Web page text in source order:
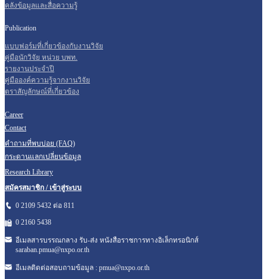
คลังข้อมูลและสื่อความรู้
Publication
แบบฟอร์มที่เกี่ยวข้องกับงานวิจัย
คู่มือนักวิจัย หน่วย บพท.
รายงานประจำปี
คู่มือองค์ความรู้จากงานวิจัย
ตราสัญลักษณ์ที่เกี่ยวข้อง
Career
Contact
คำถามที่พบบ่อย (FAQ)
กระดานแลกเปลี่ยนข้อมูล
Research Library
สมัครสมาชิก / เข้าสู่ระบบ
0 2109 5432 ต่อ 811
0 2160 5438
อีเมลสารบรรณกลาง รับ-ส่ง หนังสือราชการทางอิเล็กทรอนิกส์
saraban.pmua@nxpo.or.th
อีเมลติดต่อสอบถามข้อมูล : pmua@nxpo.or.th